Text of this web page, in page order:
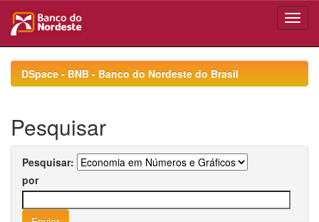
navigationDSpace - BNB - Banco do Nordeste do Brasil
Pesquisar
Pesquisar:
por